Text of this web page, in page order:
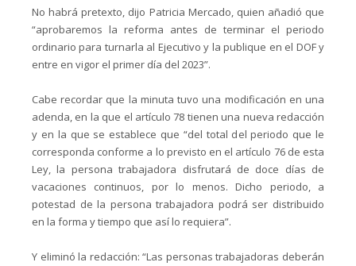
No habrá pretexto, dijo Patricia Mercado, quien añadió que
“aprobaremos la reforma antes de terminar el periodo
ordinario para turnarla al Ejecutivo y la publique en el DOF y
entre en vigor el primer día del 2023”.
Cabe recordar que la minuta tuvo una modificación en una
adenda, en la que el artículo 78 tienen una nueva redacción
y en la que se establece que “del total del periodo que le
corresponda conforme a lo previsto en el artículo 76 de esta
Ley, la persona trabajadora disfrutará de doce días de
vacaciones continuos, por lo menos. Dicho periodo, a
potestad de la persona trabajadora podrá ser distribuido
en la forma y tiempo que así lo requiera”.
Y eliminó la redacción: “Las personas trabajadoras deberán